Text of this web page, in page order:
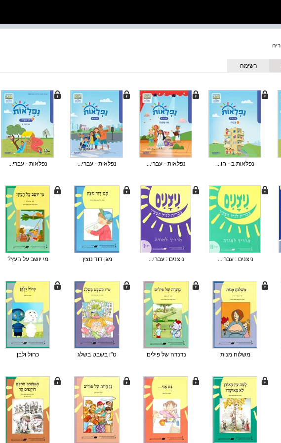
רשימה
נפלאות ב - חו... נפלאות - עברי... נפלאות - עברי... נפלאות - עברי...
ניצנים : עברי... ניצנים : עברי... מגן דוד נוצץ מי יושב על העץ?
משלוח מנות נדנדה של פילים ט"ו בשבט בשלג כחול ולבן